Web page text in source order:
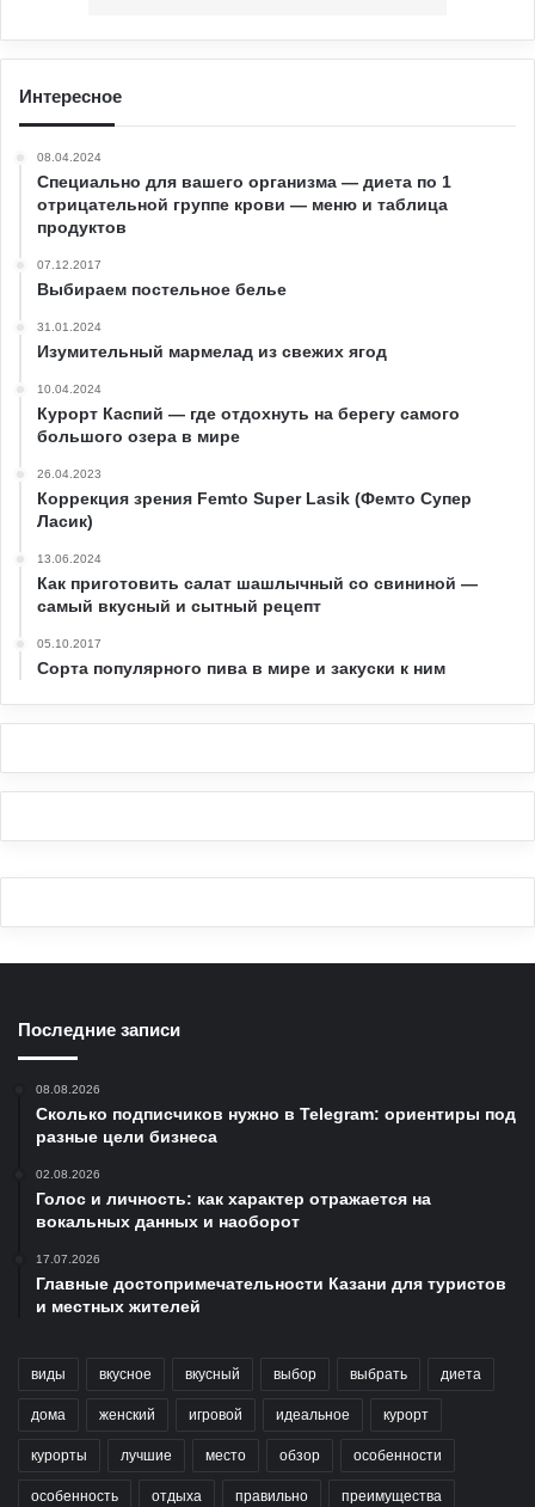
Интересное
08.04.2024
Специально для вашего организма — диета по 1
отрицательной группе крови — меню и таблица
продуктов
07.12.2017
Выбираем постельное белье
31.01.2024
Изумительный мармелад из свежих ягод
10.04.2024
Курорт Каспий — где отдохнуть на берегу самого
большого озера в мире
26.04.2023
Коррекция зрения Femto Super Lasik (Фемто Супер
Ласик)
13.06.2024
Как приготовить салат шашлычный со свининой —
самый вкусный и сытный рецепт
05.10.2017
Сорта популярного пива в мире и закуски к ним
Последние записи
08.08.2026
Сколько подписчиков нужно в Telegram: ориентиры под
разные цели бизнеса
02.08.2026
Голос и личность: как характер отражается на
вокальных данных и наоборот
17.07.2026
Главные достопримечательности Казани для туристов
и местных жителей
виды вкусное вкусный выбор выбрать диета
дома женский игровой идеальное курорт
курорты лучшие место обзор особенности
особенность отдыха правильно преимущества